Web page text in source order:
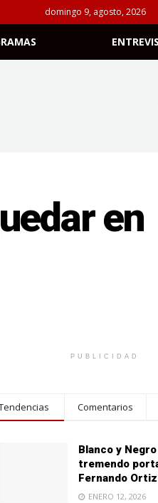
domingo 9, agosto, 2026
en
PUBLICIDAD
Comentarios
Blanco y
tremendo
Fernando Ortiz
ENERO 12, 2026